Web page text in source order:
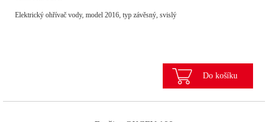
Elektrický ohřívač vody, model 2016, typ závěsný, svislý
Do košíku